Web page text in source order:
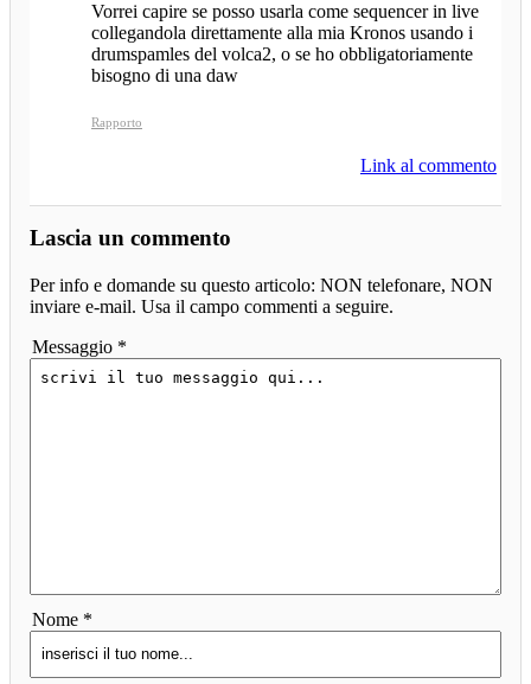
Vorrei capire se posso usarla come sequencer in live
collegandola direttamente alla mia Kronos usando i
drumspamles del volca2, o se ho obbligatoriamente
bisogno di una daw
Rapporto
Link al commento
Lascia un commento
Per info e domande su questo articolo: NON telefonare, NON
inviare e-mail. Usa il campo commenti a seguire.
Messaggio *
Nome *